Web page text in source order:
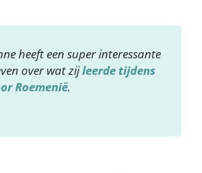
heeft een super interessante
over wat zijleerde tijdens
Roemenië.